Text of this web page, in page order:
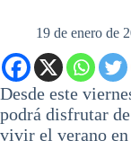
19 de enero de
Desde este
podrá disfrutar
vivir el verano